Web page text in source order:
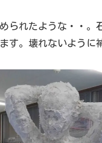
られたような・・。
す。壊れないように